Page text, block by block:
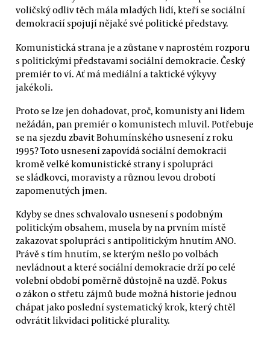
voličský odliv těch mála mladých lidí, kteří se sociální
demokracií spojují nějaké své politické představy.
Komunistická strana je a zůstane v naprostém rozporu
s politickými představami sociální demokracie. Český
premiér to ví. Ať má mediální a taktické výkyvy
jakékoli.
Proto se lze jen dohadovat, proč, komunisty ani lidem
nežádán, pan premiér o komunistech mluvil. Potřebuje
se na sjezdu zbavit Bohumínského usnesení z roku
1995? Toto usnesení zapovídá sociální demokracii
kromě velké komunistické strany i spolupráci
se sládkovci, moravisty a různou levou drobotí
zapomenutých jmen.
Kdyby se dnes schvalovalo usnesení s podobným
politickým obsahem, musela by na prvním místě
zakazovat spolupráci s antipolitickým hnutím ANO.
Právě s tím hnutím, se kterým nešlo po volbách
nevládnout a které sociální demokracie drží po celé
volební období poměrně důstojně na uzdě. Pokus
o zákon o střetu zájmů bude možná historie jednou
chápat jako poslední systematický krok, který chtěl
odvrátit likvidaci politické plurality.